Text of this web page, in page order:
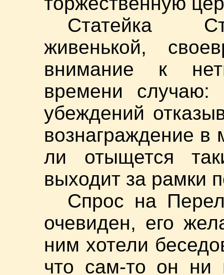
Статейка
живенькой,
внимание к
времени случаю:
убеждений
вознаграждение
ли отыщется
выходит за рамки
Спрос на
очевиден, его
ним хотели
что сам-то он ни